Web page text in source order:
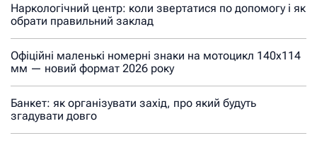
Наркологічний центр: коли звертатися по допомогу і як
обрати правильний заклад
Офіційні маленькі номерні знаки на мотоцикл 140х114
мм — новий формат 2026 року
Банкет: як організувати захід, про який будуть
згадувати довго